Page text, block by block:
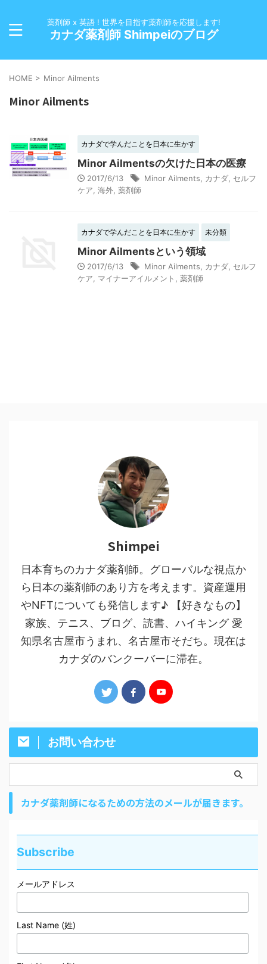
薬剤師 x 英語 ! 世界を目指す薬剤師を応援します!
カナダ薬剤師 Shimpeiのブログ
HOME > Minor Ailments
Minor Ailments
カナダで学んだことを日本に生かす
Minor Ailmentsの欠けた日本の医療
2017/6/13 Minor Ailments カナダ セルフ
ケア 海外 薬剤師
カナダで学んだことを日本に生かす 未分類
Minor Ailmentsという領域
2017/6/13 Minor Ailments カナダ セルフ
ケア
マイナーアイルメント 薬剤師
Shimpei
日本育ちのカナダ薬剤師。グローバルな視点か
ら日本の薬剤師のあり方を考えます。資産運用
やNFTについても発信します♪ 【好きなもの】
家族、テニス、ブログ、読書、ハイキング 愛
知県名古屋市うまれ、名古屋市そだち。現在は
カナダのバンクーバーに滞在。
お問い合わせ
カナダ薬剤師になるための方法のメールが届きます。
Subscribe
メールアドレス
Last Name (姓)